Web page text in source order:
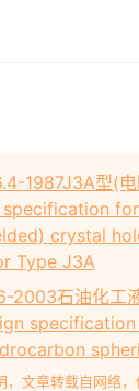
1987J3A型(
specification for
crystal
Type J3A
2003石油化工
，文章转载自网络